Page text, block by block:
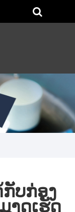
ບກ່ອງ
າດເຮັດ